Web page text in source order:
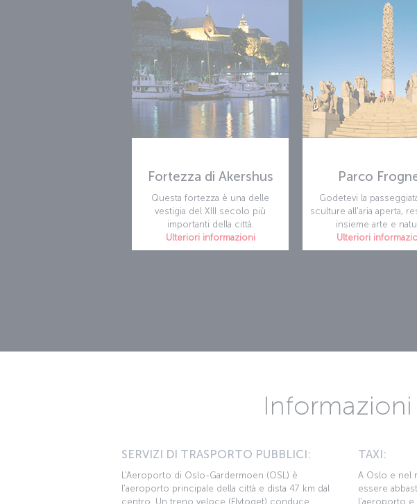
Fortezza di Akershus
Questa fortezza è una delle
vestigia del XIII
secolo più
importanti della città.
Ulteriori informazioni
Parco
Godetevi la
sculture all'aria aperta,
insieme arte e
Ulteriori
SERVIZI DI TRASPORTO PUBBLICI:
L'Aeroporto di Oslo-Gardermoen (OSL) è
l'aeroporto principale della città e dista 47 km dal
centro. Un treno veloce (Flytoget) conduce
TAXI:
A Oslo e nel
essere
l'aeroporto